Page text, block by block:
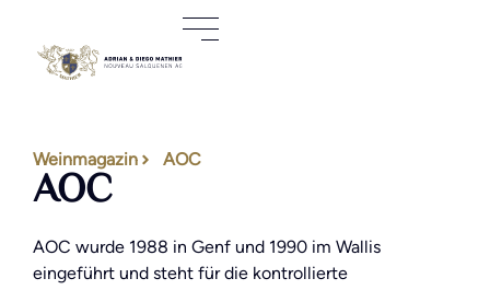
Weinmagazin AOC
AOC
AOC wurde 1988 in Genf und 1990 im Wallis
eingeführt und steht für die kontrollierte